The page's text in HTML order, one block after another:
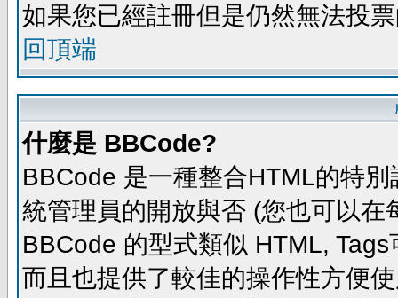
如果您已經註冊但是仍然無法投
回頂端
什麼是 BBCode?
BBCode 是一種整合HTML的特
統管理員的開放與否 (您也可以
BBCode 的型式類似 HTML,
而且也提供了較佳的操作性方便